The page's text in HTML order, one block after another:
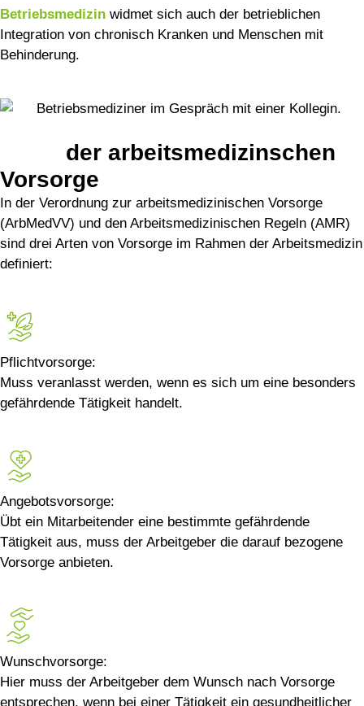
Betriebsmedizin widmet sich auch der betrieblichen
Integration von chronisch Kranken und Menschen mit
Behinderung.
der arbeitsmedizinschen
Vorsorge
In der Verordnung zur arbeitsmedizinischen Vorsorge
(ArbMedVV) und den Arbeitsmedizinischen Regeln (AMR)
sind drei Arten von Vorsorge im Rahmen der Arbeitsmedizin
definiert:
Pflichtvorsorge:
Muss veranlasst werden, wenn es sich um eine besonders
gefährdende Tätigkeit handelt.
Angebotsvorsorge:
Übt ein Mitarbeitender eine bestimmte gefährdende
Tätigkeit aus, muss der Arbeitgeber die darauf bezogene
Vorsorge anbieten.
Wunschvorsorge:
Hier muss der Arbeitgeber dem Wunsch nach Vorsorge
entsprechen, wenn bei einer Tätigkeit ein gesundheitlicher